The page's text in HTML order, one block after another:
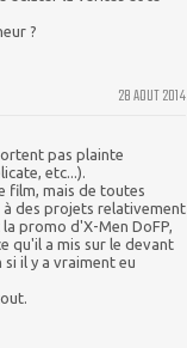
?
28 AOUT 2014
pas plainte
etc...).
film, mais de toutes
à des projets relativement
promo d'X-Men DoFP,
qu'il a mis sur le devant
il y a vraiment eu